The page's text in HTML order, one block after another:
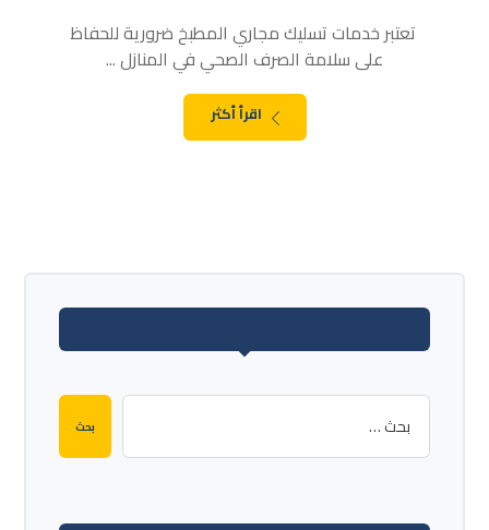
تعتبر خدمات تسليك مجاري المطبخ ضرورية للحفاظ
على سلامة الصرف الصحي في المنازل ...
اقرأ أكثر
بحث